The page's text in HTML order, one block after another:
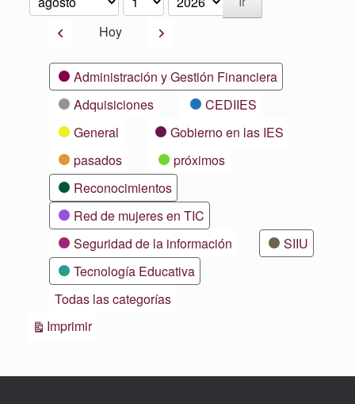
Mes
Día
Año
AnteriorHoy Siguiente
CategoríasAdministración y Gestión Financiera
Adquisiciones
CEDIIES
General
Gobierno en las IES
pasados
próximos
Reconocimientos
Red de mujeres en TIC
Seguridad de la información
SIIU
Tecnología Educativa
Todas las categorías
ImprimirVistas